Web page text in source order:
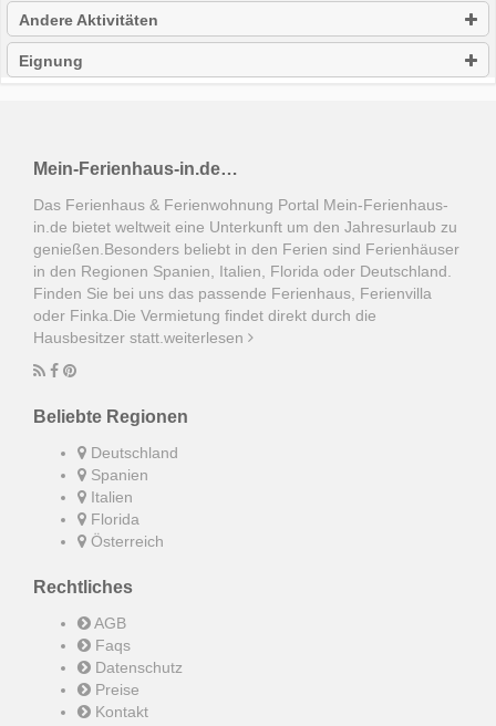
Andere Aktivitäten
Eignung
Mein-Ferienhaus-in.de…
Das Ferienhaus & Ferienwohnung Portal Mein-Ferienhaus-
in.de bietet weltweit eine Unterkunft um den Jahresurlaub zu
genießen.Besonders beliebt in den Ferien sind Ferienhäuser
in den Regionen Spanien, Italien, Florida oder Deutschland.
Finden Sie bei uns das passende Ferienhaus, Ferienvilla
oder Finka.Die Vermietung findet direkt durch die
Hausbesitzer statt. weiterlesen
Beliebte Regionen
Deutschland
Spanien
Italien
Florida
Österreich
Rechtliches
AGB
Faqs
Datenschutz
Preise
Kontakt